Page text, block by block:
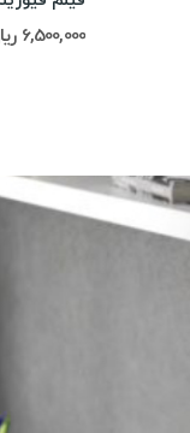
6,500,000 ریال